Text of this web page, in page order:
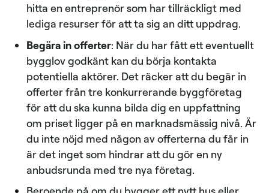
hitta en entreprenör som har tillräckligt med
lediga resurser för att ta sig an ditt uppdrag.
Begära in offerter: När du har fått ett eventuellt
bygglov godkänt kan du börja kontakta
potentiella aktörer. Det räcker att du begär in
offerter från tre konkurrerande byggföretag
för att du ska kunna bilda dig en uppfattning
om priset ligger på en marknadsmässig nivå. Är
du inte nöjd med någon av offerterna du får in
är det inget som hindrar att du gör en ny
anbudsrunda med tre nya företag.